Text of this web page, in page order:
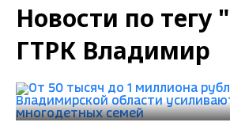
Новости по тегу
ГТРК Владимир